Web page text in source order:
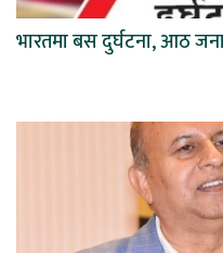
भारतमा बस दुर्घटना, आठ